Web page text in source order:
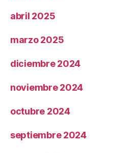
abril 2025
marzo 2025
diciembre 2024
noviembre 2024
octubre 2024
septiembre 2024